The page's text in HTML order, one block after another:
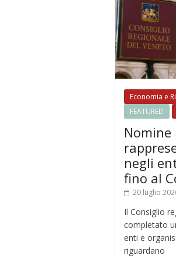
Economia e
FEATURED
Nomine
negli
fino al
20 luglio
Il Consiglio
completato
enti e
riguardano